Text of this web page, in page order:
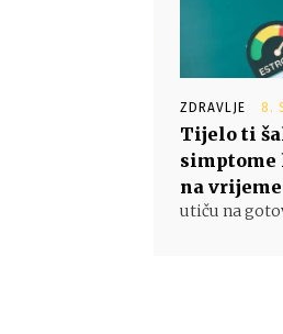
ZDRAVLJE 8.
Tijelo ti
na vrijeme
utiču na